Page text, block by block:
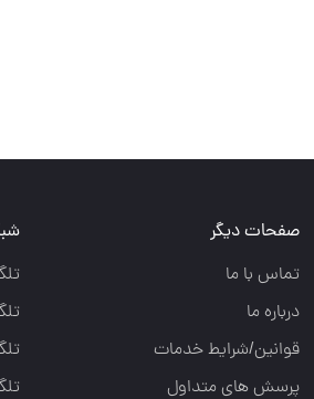
صفحات دیگر
تماس با ما
درباره ما
قوانین/شرایط خدمات
پرسش های متداول